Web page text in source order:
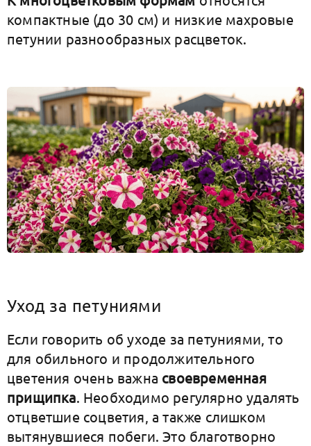
компактные (до 30 см) и низкие махровые
петунии разнообразных расцветок.
Уход за петуниями
Если говорить об уходе за петуниями, то
для обильного и продолжительного
цветения очень важна своевременная
прищипка. Необходимо регулярно удалять
отцветшие соцветия, а также слишком
вытянувшиеся побеги. Это благотворно